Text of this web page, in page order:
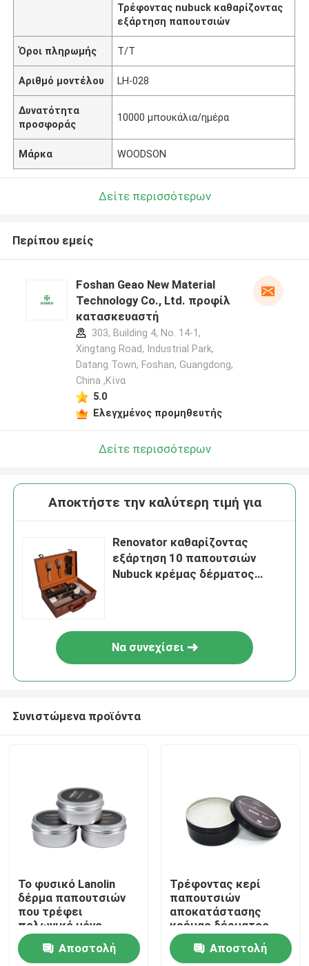
Προϊόντα
Σχετικά με εμάς
Τρέφοντας nubuck καθαρίζοντας
εξάρτηση παπουτσιών
Όροι πληρωμής T/T
Αριθμό μοντέλου LH-028
Δυνατότητα
προσφοράς
10000 μπουκάλια/ημέρα
Μάρκα WOODSON
Δείτε περισσότερων
Περίπου εμείς
Foshan Geao New Material
Technology Co., Ltd. προφίλ
κατασκευαστή
303, Building 4, No. 14-1,
Xingtang Road, Industrial Park,
Datang Town, Foshan, Guangdong,
China ,Κίνα
5.0
Ελεγχμένος προμηθευτής
Δείτε περισσότερων
Αποκτήστε την καλύτερη τιμή για
Renovator καθαρίζοντας
εξάρτηση 10 παπουτσιών
Nubuck κρέμας δέρματος
Να συνεχίσει
Συνιστώμενα προϊόντα
Το φυσικό Lanolin
δέρμα παπουτσιών
που τρέφει
πολωνικό μόνο
κεριών κρέμας
λάμπει Αποστολή
Τρέφοντας κερί
παπουτσιών
αποκατάστασης
κρέμας δέρματος
πετρελαίου βιζόν
ουδέτεροΑποστολή